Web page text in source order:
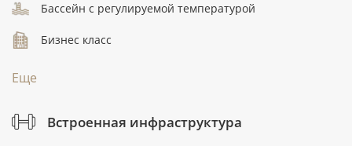
Бассейн с регулируемой температурой
Бизнес класс
Еще
Встроенная инфраструктура